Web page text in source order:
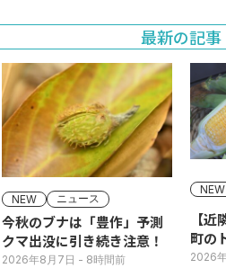
最新の記事
NEW ニュース
今秋のブナは「豊作」予測
クマ出没に引き続き注意！
2026年8月7日 - 8時間前
NEW
【
町の
期！
2026